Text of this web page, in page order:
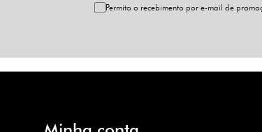
Permito o recebimento por e-mail de